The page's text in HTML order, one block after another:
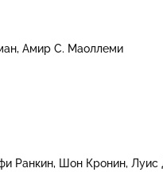
Амир С. Маоллеми
Ранкин Шон Кронин Луис